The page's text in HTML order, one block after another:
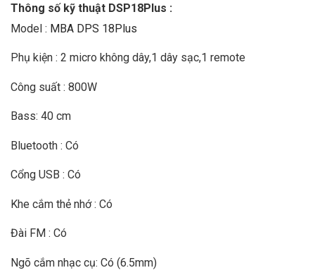
Thông số kỹ thuật DSP18Plus :
Model : MBA DPS 18Plus
Phụ kiện : 2 micro không dây,1 dây sạc,1 remote
Công suất : 800W
Bass: 40 cm
Bluetooth : Có
Cổng USB : Có
Khe cắm thẻ nhớ : Có
Đài FM : Có
Ngõ cắm nhạc cụ: Có (6.5mm)